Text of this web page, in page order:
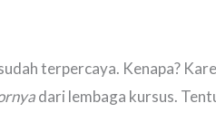
terpercaya. Kenapa?
dari lembaga kursus.